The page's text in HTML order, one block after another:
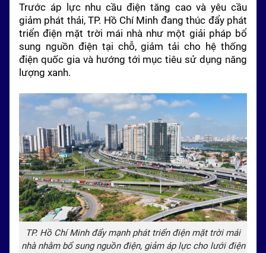
Trước áp lực nhu cầu điện tăng cao và yêu cầu
giảm phát thải,TP. Hồ Chí Minh đang thúc đẩy phát
triển điện mặt trời mái nhà như một giải pháp bổ
sung nguồn điện tại chỗ, giảm tải cho hệ thống
điện quốc gia và hướng tới mục tiêu sử dụng năng
lượng xanh.
TP. Hồ Chí Minh đẩy mạnh phát triển điện mặt trời mái
nhà nhằm bổ sung nguồn điện, giảm áp lực cho lưới điện